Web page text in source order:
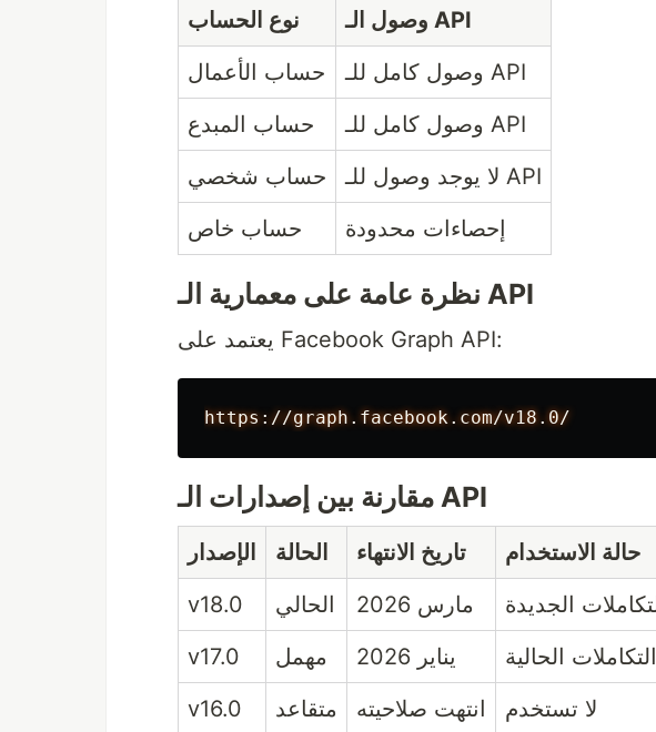
نوع الحساب
وصول الـ API
حساب الأعمال
وصول كامل للـ API
حساب المبدع
وصول كامل للـ API
حساب شخصي
لا يوجد وصول للـ API
حساب خاص
إحصاءات محدودة
نظرة عامة على معمارية الـ API
يعتمد على Facebook Graph API:
مقارنة بين إصدارات الـ API
الإصدار الحالة تاريخ الانتهاء
حالة الاستخدام
v18.0
الحالي مارس 2026
الجديدة
v17.0
مهمل يناير 2026
التكاملات الحالية
v16.0
متقاعد انتهت صلاحيته لا تستخدم